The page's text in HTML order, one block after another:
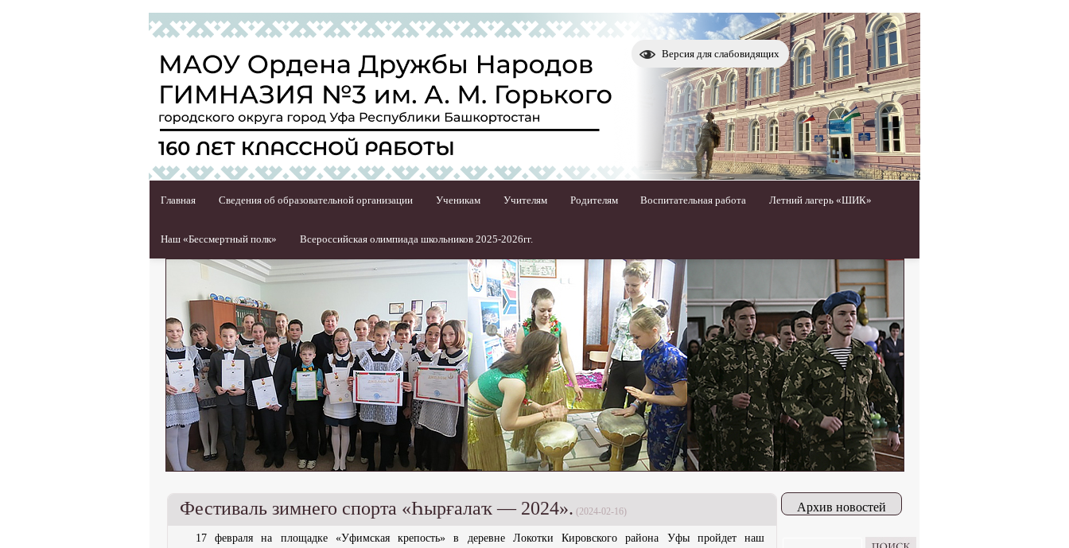
Версия для слабовидящих
Главная Сведения об образовательной организации Ученикам Учителям Родителям Воспитательная работа Летний лагерь «ШИК»
Наш «Бессмертный полк» Всероссийская олимпиада школьников 2025-2026гг.
Фестиваль зимнего спорта «Һырғалаҡ — 2024». (2024-02-16)
17 февраля на площадке «Уфимская крепость» в деревне Локотки Кировского района Уфы пройдет наш
Архив новостей